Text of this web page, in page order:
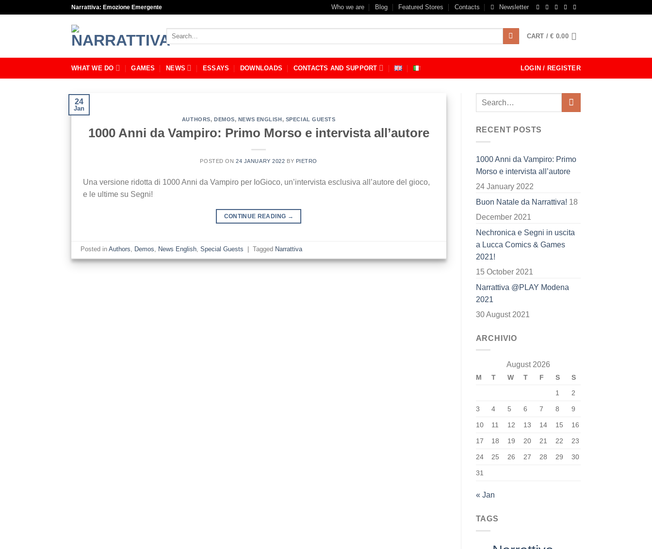
Narrattiva: Emozione Emergente Who we are Blog Featured Stores Contacts Newsletter
Search
for:
CART /€ 0.00
WHAT WE DO GAMES NEWS ESSAYS DOWNLOADS CONTACTS AND SUPPORT LOGIN / REGISTER
24
Jan
AUTHORS, DEMOS, NEWS ENGLISH, SPECIAL GUESTS
1000 Anni da Vampiro: Primo Morso e intervista all’autore
POSTED ON24 JANUARY 2022 BY PIETRO
Una versione ridotta di 1000 Anni da Vampiro per IoGioco, un’intervista esclusiva all’autore del gioco,
e le ultime su Segni!
CONTINUE READING →
Posted inAuthors Demos News English ,Special Guests Tagged Narrattiva
RECENT POSTS
1000 Anni da Vampiro: Primo
Morso e intervista all’autore
24 January 2022
Buon Natale da Narrattiva! 18
December 2021
Nechronica e Segni in uscita
a Lucca Comics & Games
2021!
15 October 2021
Narrattiva @PLAY Modena
2021
30 August 2021
ARCHIVIO
August 2026
M T W T F S
S
1
2
3 4 5 6 7 8 9
10 11 12 13 14 15 16
17 18 19 20 21 22 23
24 25 26 27 28 29 30
31
« Jan
TAGS